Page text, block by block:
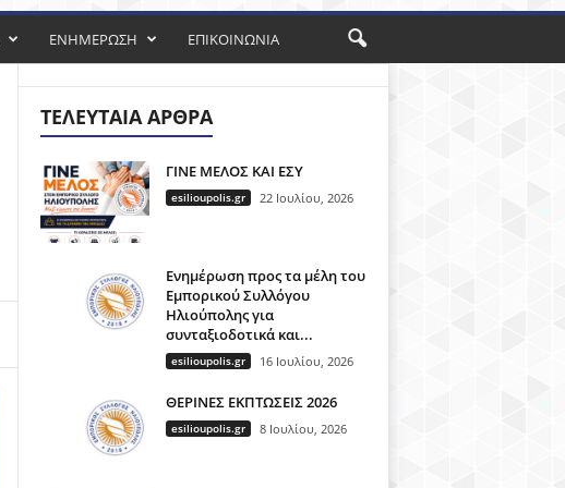
ΕΝΗΜΕΡΩΣΗ ΕΠΙΚΟΙΝΩΝΙΑ
ΤΕΛΕΥΤΑΊΑ ΆΡΘΡΑ
ΓΙΝΕ ΜΕΛΟΣ ΚΑΙ ΕΣΥ
esilioupolis.gr 22 Ιουλίου, 2026
Ενημέρωση προς τα μέλη του
Εμπορικού Συλλόγου
Ηλιούπολης για
συνταξιοδοτικά και...
esilioupolis.gr 16 Ιουλίου, 2026
ΘΕΡΙΝΕΣ ΕΚΠΤΩΣΕΙΣ 2026
esilioupolis.gr 8 Ιουλίου, 2026